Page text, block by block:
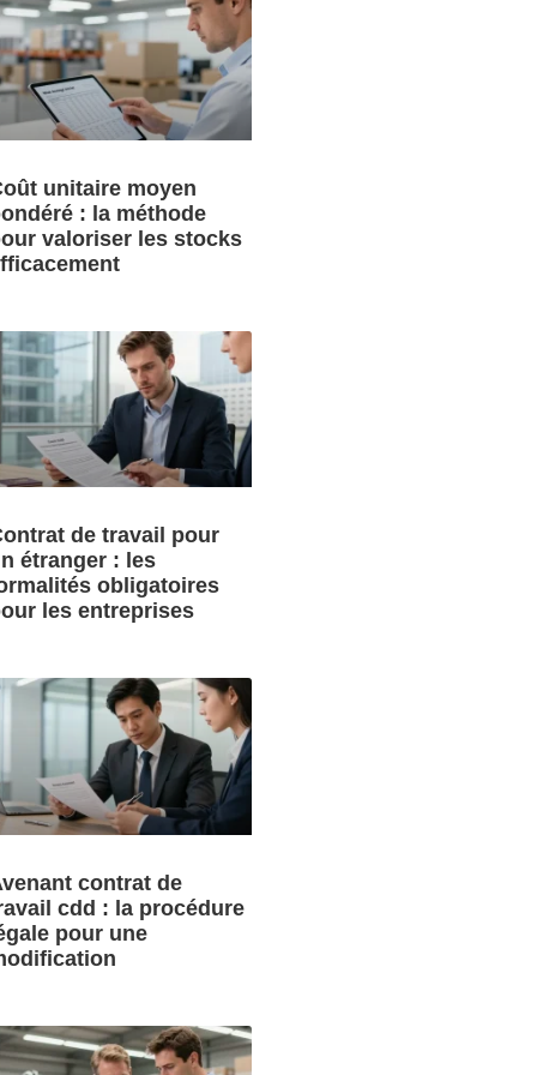
unitaire moyen
: la méthode
valoriser les stocks
de travail pour
étranger : les
obligatoires
les entreprises
contrat de
cdd : la procédure
pour une